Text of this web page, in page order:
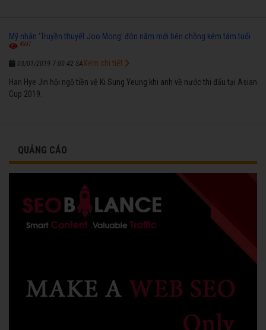
Mỹ nhân 'Truyền thuyết Joo Mong' đón năm mới bên chồng kém tám tuổi
4507
03/01/2019 7:00:42 SA
Han Hye Jin hội ngộ tiền vệ Ki Sung Yeung khi anh về nước thi đấu tại Asian
Cup 2019.
Xem chi tiết
QUẢNG CÁO